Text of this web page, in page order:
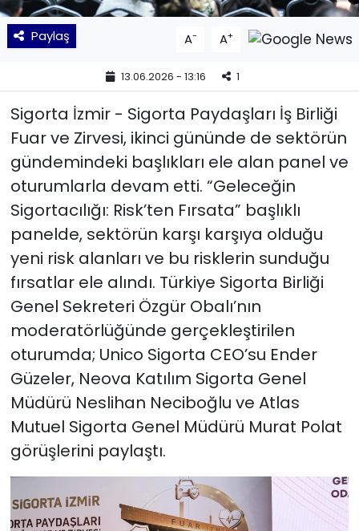
Paylaş A- A+
13.06.2026 - 13:16 1
Sigorta İzmir - Sigorta Paydaşları İş Birliği
Fuar ve Zirvesi, ikinci gününde de sektörün
gündemindeki başlıkları ele alan panel ve
oturumlarla devam etti. “Geleceğin
Sigortacılığı: Risk’ten Fırsata” başlıklı
panelde, sektörün karşı karşıya olduğu
yeni risk alanları ve bu risklerin sunduğu
fırsatlar ele alındı. Türkiye Sigorta Birliği
Genel Sekreteri Özgür Obalı’nın
moderatörlüğünde gerçekleştirilen
oturumda; Unico Sigorta CEO’su Ender
Güzeler, Neova Katılım Sigorta Genel
Müdürü Neslihan Neciboğlu ve Atlas
Mutuel Sigorta Genel Müdürü Murat Polat
görüşlerini paylaştı.
TEKNOLOJİ
YEREL POLİTİKA
YEREL YÖNETİMLER
Yurt